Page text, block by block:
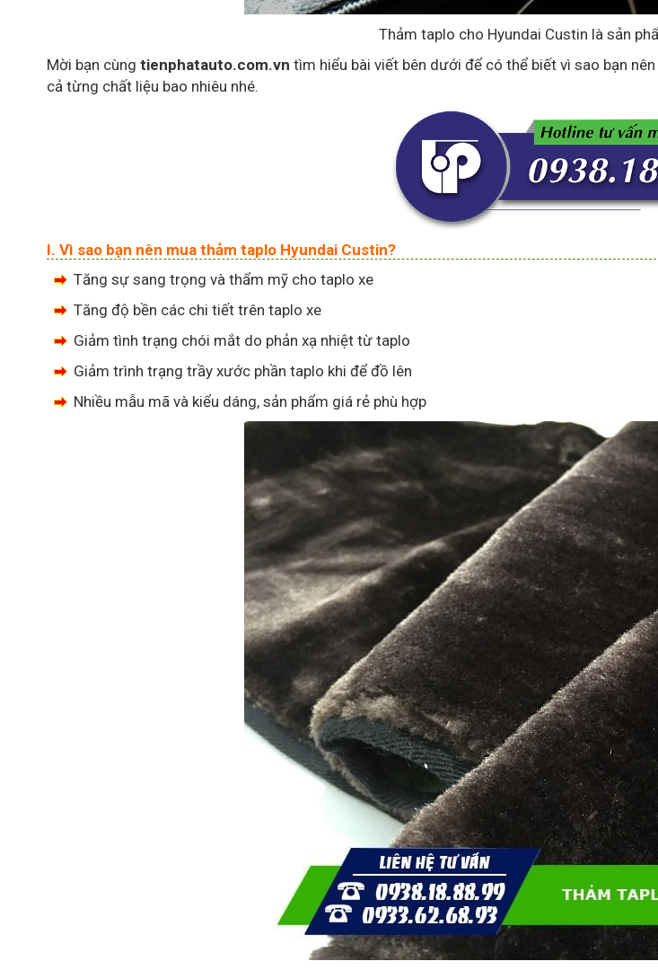
Thảm taplo cho Hyundai Custin là sản
Mời bạn cùng tienphatauto.com.vn tìm hiểu bài viết bên dưới để có thể biết vì sao bạn
cả từng chất liệu bao nhiêu nhé.
I. Vì sao bạn nên mua thảm taplo Hyundai Custin?
Tăng sự sang trọng và thẩm mỹ cho taplo xe
Tăng độ bền các chi tiết trên taplo xe
Giảm tình trạng chói mắt do phản xạ nhiệt từ taplo
Giảm trình trạng trầy xước phần taplo khi để đồ lên
Nhiều mẫu mã và kiểu dáng, sản phẩm giá rẻ phù hợp